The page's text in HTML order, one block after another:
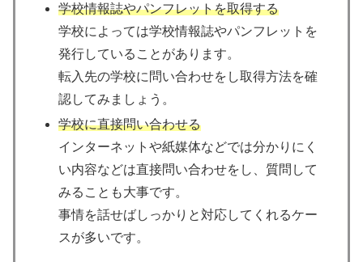
学校情報誌やパンフレットを取得する
学校によっては学校情報誌やパンフレットを
発行していることがあります。
転入先の学校に問い合わせをし取得方法を確
認してみましょう。
学校に直接問い合わせる
インターネットや紙媒体などでは分かりにく
い内容などは直接問い合わせをし、質問して
みることも大事です。
事情を話せばしっかりと対応してくれるケー
スが多いです。